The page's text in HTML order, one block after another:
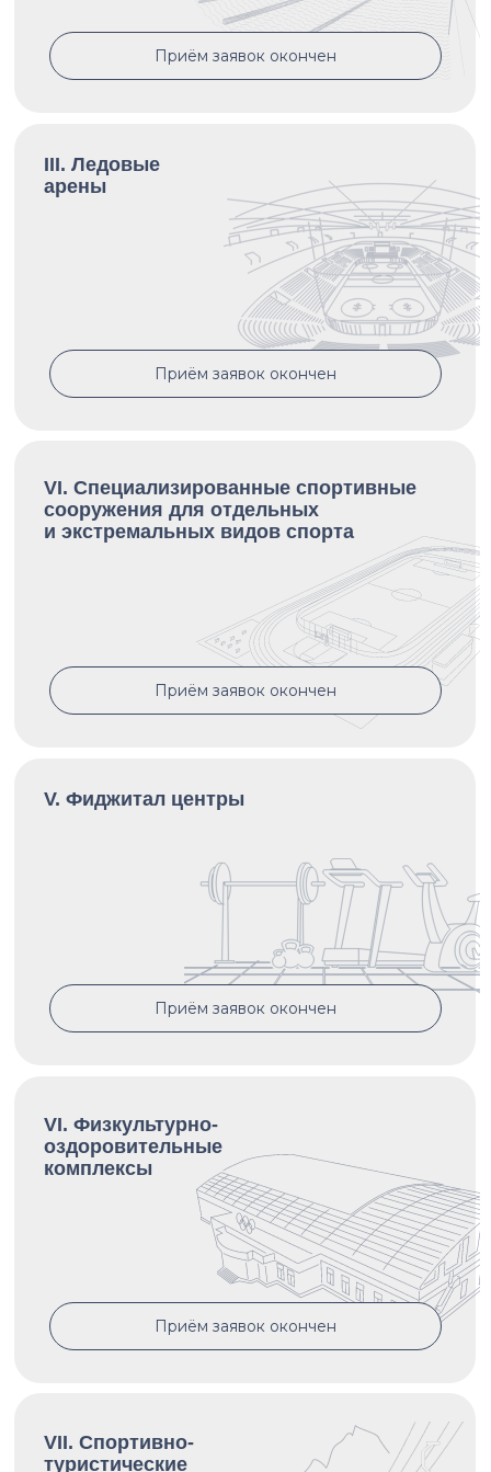
V. Фиджитал центры
Приём заявок окончен
III. Ледовые
арены
Приём заявок окончен
VII. Спортивно-
туристические
VI. Физкультурно-
оздоровительные
комплексы
Приём заявок окончен
Приём заявок окончен
VI. Специализированные спортивные
сооружения для отдельных
и экстремальных видов спорта
Приём заявок окончен